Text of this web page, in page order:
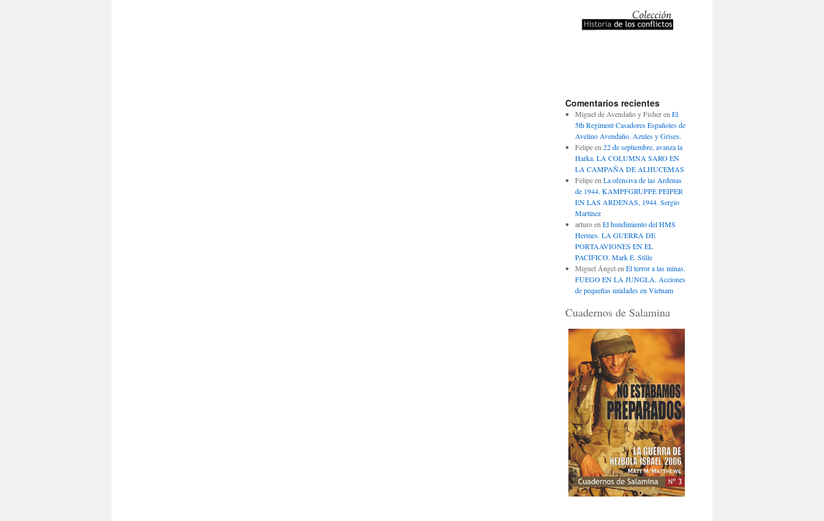
Comentarios recientes
Miguel de Avendaño y Fisheren El
5th Regiment Casadores Españoles de
Avelino Avendaño. Azules y Grises.
Felipeen 22 de septiembre, avanza la
Harka. LA COLUMNA SARO EN
LA CAMPAÑA DE ALHUCEMAS
Felipeen La ofensiva de las Ardenas
de 1944. KAMPFGRUPPE PEIPER
EN LAS ARDENAS, 1944. Sergio
Martínez
arturoen El hundimiento del HMS
Hermes. LA GUERRA DE
PORTAAVIONES EN EL
PACÍFICO. Mark E. Stille
Miguel Ángelen El terror a las minas.
FUEGO EN LA JUNGLA. Acciones
de pequeñas unidades en Vietnam
Cuadernos de Salamina